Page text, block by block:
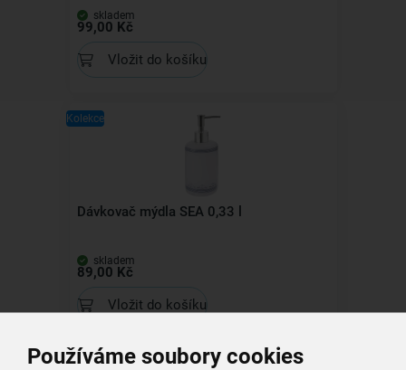
Používáme soubory cookies
skladem
99,00 Kč
Vložit do košíku
Kolekce
Dávkovač mýdla SEA 0,33 l
skladem
89,00 Kč
Vložit do košíku